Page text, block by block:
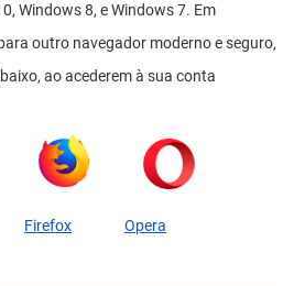
Windows 8, e Windows 7. Em
outro navegador moderno e seguro,
ao acederem à sua conta
Firefox Opera